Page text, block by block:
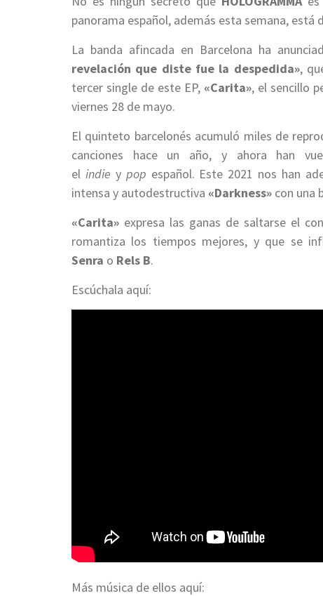
panorama español, además esta semana, está
La banda afincada en Barcelona ha
revelación que diste fue la despedida»,
tercer single de este EP, «Carita», el sencillo
viernes 28 de mayo.
El quinteto barcelonés acumuló miles de
canciones hace un año, y ahora han
el indie y pop español. Este 2021 nos han
intensa y autodestructiva «Darkness» con una
«Carita» expresa las ganas de saltarse el
romantiza los tiempos mejores, y que se
Senra o Rels B.
Escúchala aquí:
Más música de ellos aquí: